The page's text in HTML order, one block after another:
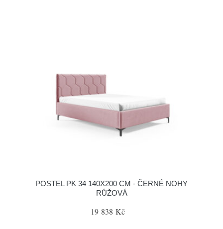
POSTEL PK 34 140X200 CM - ČERNÉ NOHY
RŮŽOVÁ
19 838 Kč